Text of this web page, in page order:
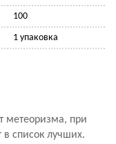
100
1 упаковка
метеоризма, при
список лучших.